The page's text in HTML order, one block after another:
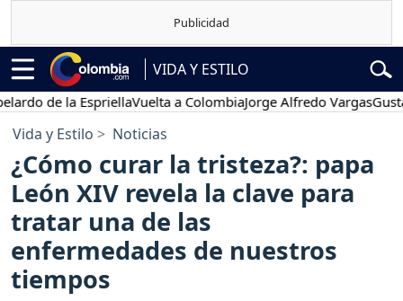
VIDA Y ESTILO
de la EspriellaVuelta a ColombiaJorge Alfredo VargasGustavo
Vida y Estilo Noticias
¿Cómo curar la tristeza?: papa
León XIV revela la clave para
tratar una de las
enfermedades de nuestros
tiempos